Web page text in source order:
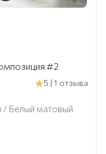
#2
5 | 1 отзыва
/ Белый матовый